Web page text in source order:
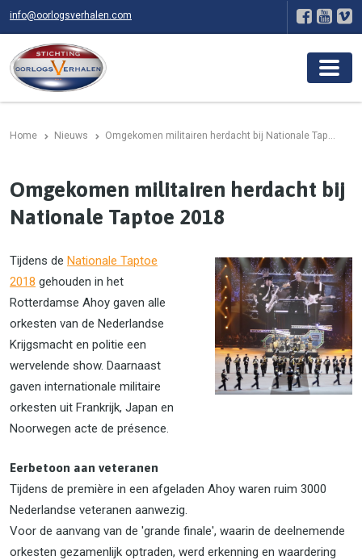
info@oorlogsverhalen.com
Home Nieuws Omgekomen militairen herdacht bij Nationale Tap...
Omgekomen militairen herdacht bij
Nationale Taptoe 2018
Tijdens de Nationale Taptoe
2018 gehouden in het
Rotterdamse Ahoy gaven alle
orkesten van de Nederlandse
Krijgsmacht en politie een
wervelende show. Daarnaast
gaven internationale militaire
orkesten uit Frankrijk, Japan en
Noorwegen acte de présence.
Eerbetoon aan veteranen
Tijdens de première in een afgeladen Ahoy waren ruim 3000
Nederlandse veteranen aanwezig.
Voor de aanvang van de 'grande finale', waarin de deelnemende
orkesten gezamenlijk optraden, werd erkenning en waardering